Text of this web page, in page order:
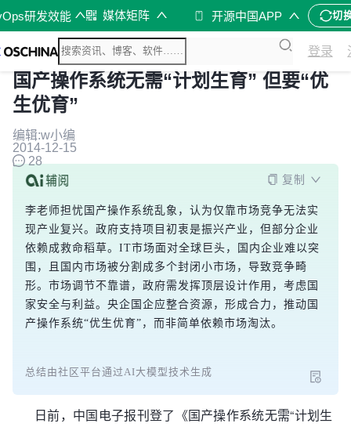
研发效能 媒体矩阵 开源中国APP 切
登录
国产操作系统无需“计划生育” 但要“优
生优育”
编辑:w小编
2014-12-15
28
复制
李老师担忧国产操作系统乱象，认为仅靠市场竞争无法实
现产业复兴。政府支持项目初衷是振兴产业，但部分企业
依赖成救命稻草。IT市场面对全球巨头，国内企业难以突
围，且国内市场被分割成多个封闭小市场，导致竞争畸
形。市场调节不靠谱，政府需发挥顶层设计作用，考虑国
家安全与利益。央企国企应整合资源，形成合力，推动国
产操作系统“优生优育”，而非简单依赖市场淘汰。
总结由社区平台通过AI大模型技术生成
日前，中国电子报刊登了《国产操作系统无需“计划生